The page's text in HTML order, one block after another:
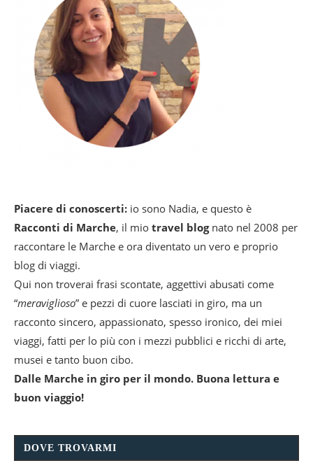
Piacere di conoscerti: io sono Nadia, e questo è
Racconti di Marche, il mio travel blognato nel 2008 per
raccontare le Marche e ora diventato un vero e proprio
blog di viaggi.
Qui non troverai frasi scontate, aggettivi abusati come
“meraviglioso” e pezzi di cuore lasciati in giro, ma un
racconto sincero, appassionato, spesso ironico, dei miei
viaggi, fatti per lo più con i mezzi pubblici e ricchi di arte,
musei e tanto buon cibo.
Dalle Marche in giro per il mondo. Buona lettura e
buon viaggio!
DOVE TROVARMI